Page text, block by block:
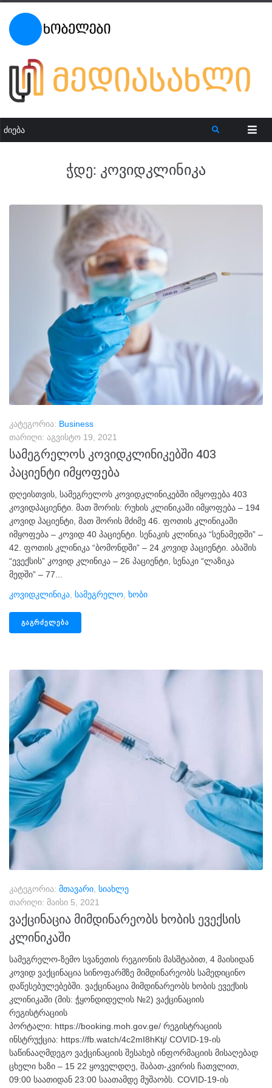
ჭდე: კოვიდკლინიკა
კატეგორია: Business
თარიღი: აგვისტო 19, 2021
სამეგრელოს კოვიდკლინიკებში 403
პაციენტი იმყოფება
დღეისთვის, სამეგრელოს კოვიდკლინიკებში იმყოფება 403
კოვიდპაციენტი. მათ შორის: რუხის კლინიკაში იმყოფება – 194
კოვიდ პაციენტი, მათ შორის მძიმე 46. ფოთის კლინიკაში
იმყოფება – კოვიდ 40 პაციენტი. სენაკის კლინიკა “სენამედში” –
42. ფოთის კლინიკა “ბომონდში” – 24 კოვიდ პაციენტი. აბაშის
“ევექსის” კოვიდ კლინიკა – 26 პაციენტი, სენაკი “ლაზიკა
მედში” – 77...
Კოვიდკლინიკა Სამეგრელო Ხობი
ᲒᲐᲒᲠᲫᲔᲚᲔᲑᲐ
კატეგორია: მთავარი სიახლე
თარიღი: მაისი 5, 2021
ვაქცინაცია მიმდინარეობს ხობის ევექსის
კლინიკაში
სამეგრელო-ზემო სვანეთის რეგიონის მასშტაბით, 4 მაისიდან
კოვიდ ვაქცინაცია სინოფარმზე მიმდინარეობს სამედიცინო
დაწესებულებებში. ვაქცინაცია მიმდინარეობს ხობის ევექსის
კლინიკაში (მის: ჭყონდიდელის №2) ვაქცინაციის
რეგისტრაციის
პორტალი: https://booking.moh.gov.ge/ რეგისტრაციის
ინსტრუქცია: https://fb.watch/4c2mI8hKtj/ COVID-19-ის
საწინააღმდეგო ვაქცინაციის შესახებ ინფორმაციის მისაღებად
ცხელი ხაზი – 15 22 ყოველდღე, შაბათ-კვირის ჩათვლით,
09:00 საათიდან 23:00 საათამდე მუშაობს. COVID-19-ის